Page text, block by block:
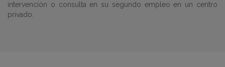
intervención o consulta en su segundo empleo en un centro
privado.